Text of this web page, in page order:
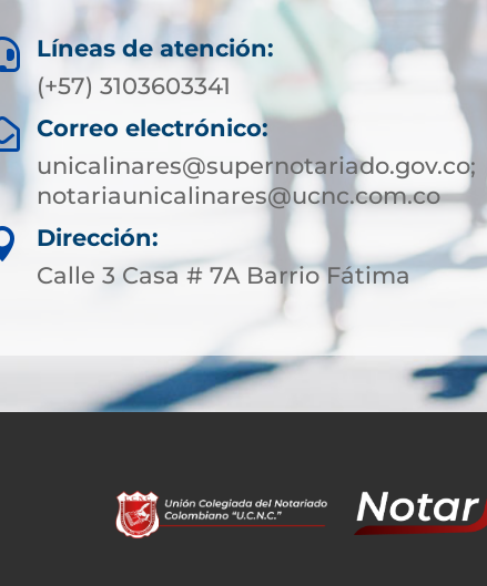
Líneas de atención:
(+57) 3103603341
Correo electrónico:
unicalinares@supernotariado.gov.co;
notariaunicalinares@ucnc.com.co
Dirección:
Calle 3 Casa # 7A Barrio Fátima